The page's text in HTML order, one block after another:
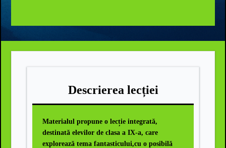
Descrierea lecției
Materialul propune o lecție integrată,
destinată elevilor de clasa a IX-a, care
explorează tema fantasticului,cu o posibilă